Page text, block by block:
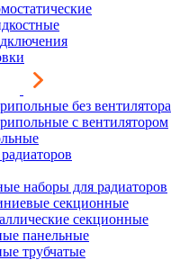
без вентилятора
с вентилятором
наборы для радиаторов
секционные
секционные
панельные
трубчатые